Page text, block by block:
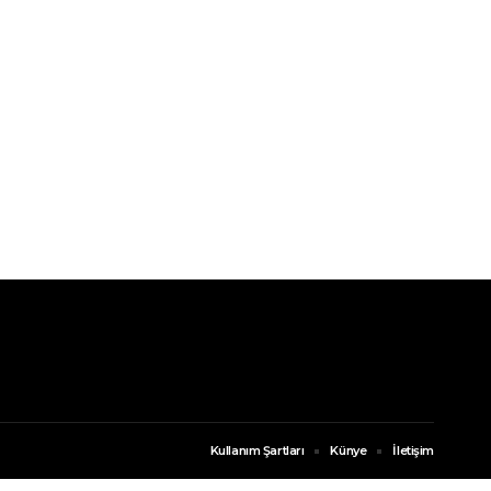
Kullanım Şartları Künye İletişim